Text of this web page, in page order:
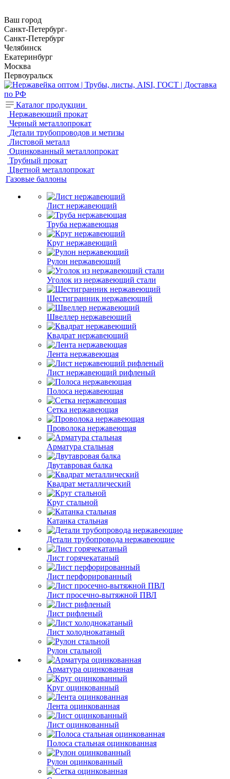
Ваш город
Санкт-Петербург
Санкт-Петербург
Челябинск
Екатеринбург
Москва
Первоуральск
Каталог продукции
Нержавеющий прокат
Черный металлопрокат
Детали трубопроводов и метизы
Листовой металл
Оцинкованный металлопрокат
Трубный прокат
Цветной металлопрокат
Газовые баллоны
Лист нержавеющий
Труба нержавеющая
Круг нержавеющий
Рулон нержавеющий
Уголок из нержавеющий стали
Шестигранник нержавеющий
Швеллер нержавеющий
Квадрат нержавеющий
Лента нержавеющая
Лист нержавеющий рифленый
Полоса нержавеющая
Сетка нержавеющая
Проволока нержавеющая
Арматура стальная
Двутавровая балка
Квадрат металлический
Круг стальной
Катанка стальная
Детали трубопровода нержавеющие
Лист горячекатаный
Лист перфорированный
Лист просечно-вытяжной ПВЛ
Лист рифленый
Лист холоднокатаный
Рулон стальной
Арматура оцинкованная
Круг оцинкованный
Лента оцинкованная
Лист оцинкованный
Полоса стальная оцинкованная
Рулон оцинкованный